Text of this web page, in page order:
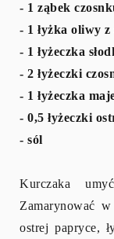
- 1 ząbek
- 1 łyżka oliwy
- 1 łyżeczka
- 2 łyżeczki
- 1 łyżeczka
- 0,5 łyżeczki
- sól
Kurczaka
Zamarynować
ostrej papryce,